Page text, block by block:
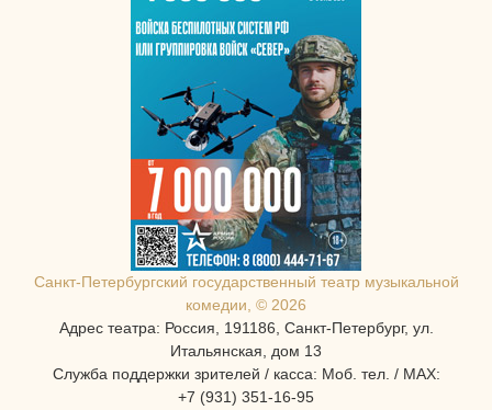
Санкт-Петербургcкий государственный театр музыкальной
комедии, © 2026
Адрес театра: Россия, 191186, Санкт-Петербург, ул.
Итальянская, дом 13
Служба поддержки зрителей / касса: Моб. тел. / MAX:
+7 (931) 351-16-95